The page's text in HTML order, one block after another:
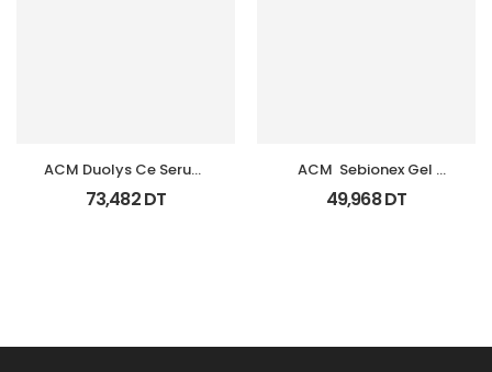
ACM Duolys Ce Serum
Intensif Anti Oxydant
15Ml
73,482DT
ACM  Sebionex Gel
Nettoyant Purifiant Fl
200Ml
49,968DT